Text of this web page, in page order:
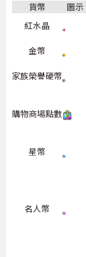
貨幣 圖示
紅水晶
金幣
家族榮譽硬幣
購物商場點數
星幣
名人幣